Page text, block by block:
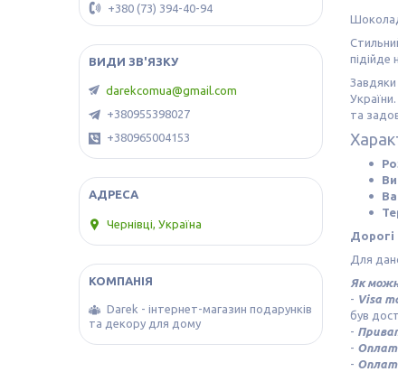
підійде
та
Дорогі
Для
Як
- Visa
був
-
-
-
+380 (73) 394-40-94
darekcomua@gmail.com
+380955398027
+380965004153
Чернівці, Україна
Darek - інтернет-магазин подарунків
та декору для дому